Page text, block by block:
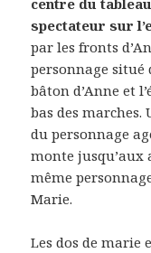
centre du
spectateur sur
par les fronts
personnage situé
bâton d’Anne et
bas des marches.
du personnage
monte jusqu’aux
même
Marie.
Les dos de marie